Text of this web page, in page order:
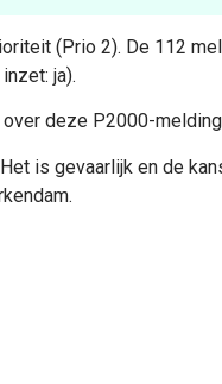
(Prio 2). De 112
ja).
deze P2000-
is gevaarlijk en de